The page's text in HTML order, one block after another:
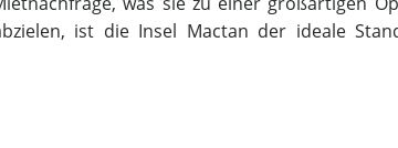
ist die Insel Mactan der ideale